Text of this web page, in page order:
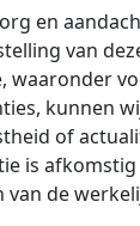
en
van
waaronder
kunnen
of
is
de